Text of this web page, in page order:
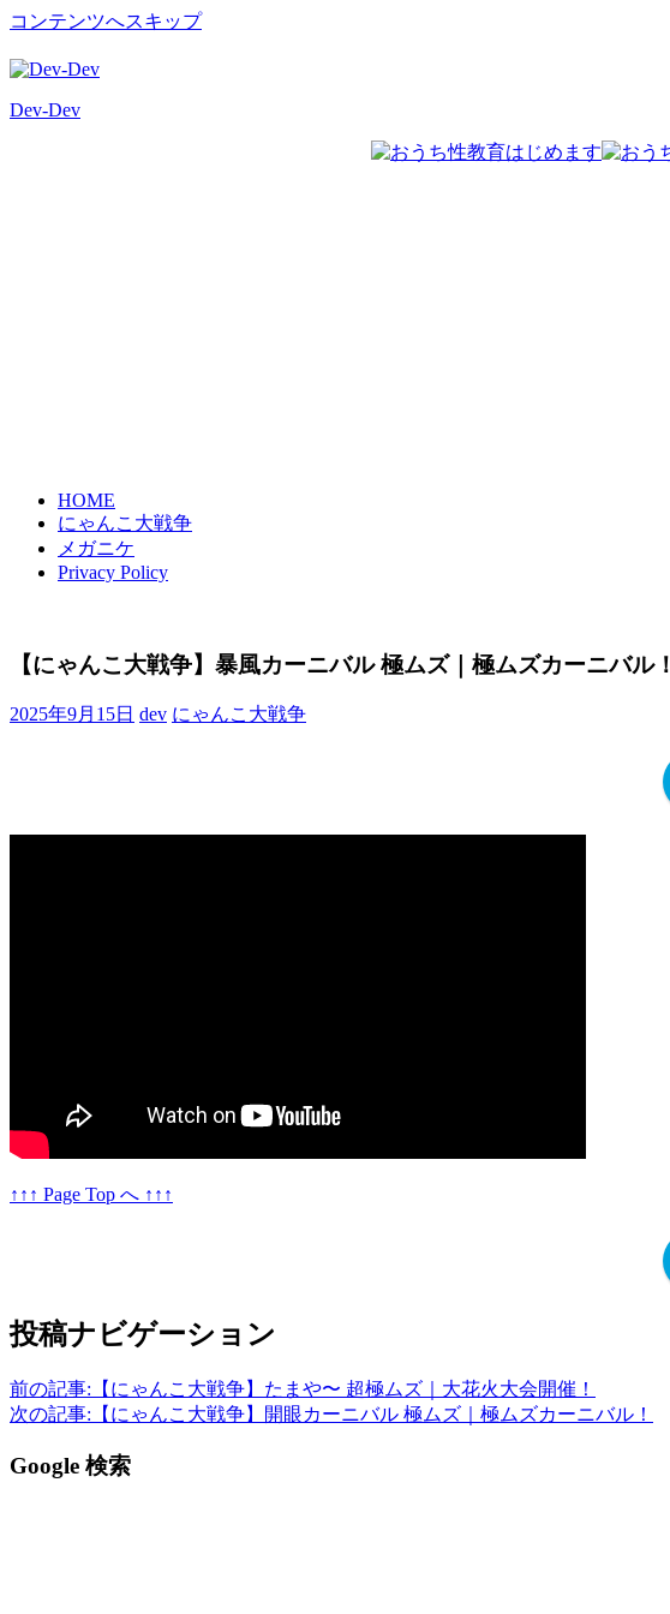
コンテンツへスキップ
Dev-Dev
HOME
にゃんこ大戦争
メガニケ
Privacy Policy
【にゃんこ大戦争】暴風カーニバル 極ムズ｜極ムズカーニバル！
2025年9月15日 dev にゃんこ大戦争
↑↑↑ Page Top へ ↑↑↑
投稿ナビゲーション
前の記事: 【にゃんこ大戦争】たまや〜 超極ムズ｜大花火大会開催！
次の記事: 【にゃんこ大戦争】開眼カーニバル 極ムズ｜極ムズカーニバル！
Google 検索